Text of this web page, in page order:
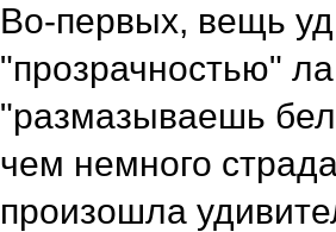
Во-первых, вещь
"прозрачностью"
"размазываешь
чем немного
произошла